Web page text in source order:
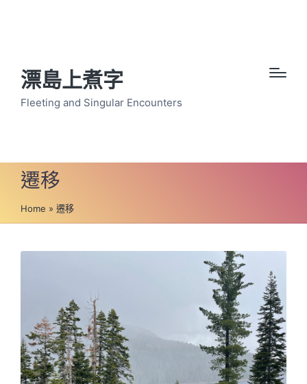
漂島上煮字
Fleeting and Singular Encounters
遷移
Home » 遷移